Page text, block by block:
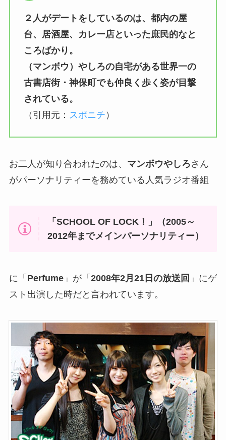
２人がデートをしているのは、都内の屋
台、居酒屋、カレー店といった庶民的なと
ころばかり。
（マンボウ）やしろの自宅がある世界一の
古書店街・神保町でも仲良く歩く姿が目撃
されている。
（引用元： スポニチ ）
お二人が知り合われたのは、 マンボウやしろさん
がパーソナリティーを務めている人気ラジオ番組
「SCHOOL OF LOCK！」（2005～
2012年までメインパーソナリティー）
に「 Perfume」が「 2008年2月21日の放送回 」にゲ
スト出演した時だと言われています。